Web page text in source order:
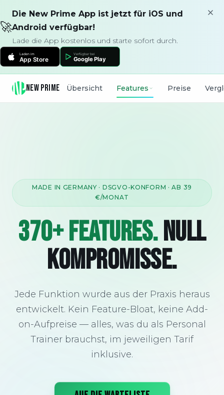
🚀
Die New Prime App ist jetzt für iOS und
Android verfügbar!
Lade die App kostenlos und starte sofort durch.
NEW PRIME Übersicht Features Preise
MADE IN GERMANY · DSGVO-KONFORM · AB 39
€/MONAT
370+ FEATURES.NULL
KOMPROMISSE.
Jede Funktion wurde aus der Praxis heraus
entwickelt. Kein Feature-Bloat, keine Add-
on-Aufpreise — alles, was du als Personal
Trainer brauchst, im jeweiligen Tarif
inklusive.